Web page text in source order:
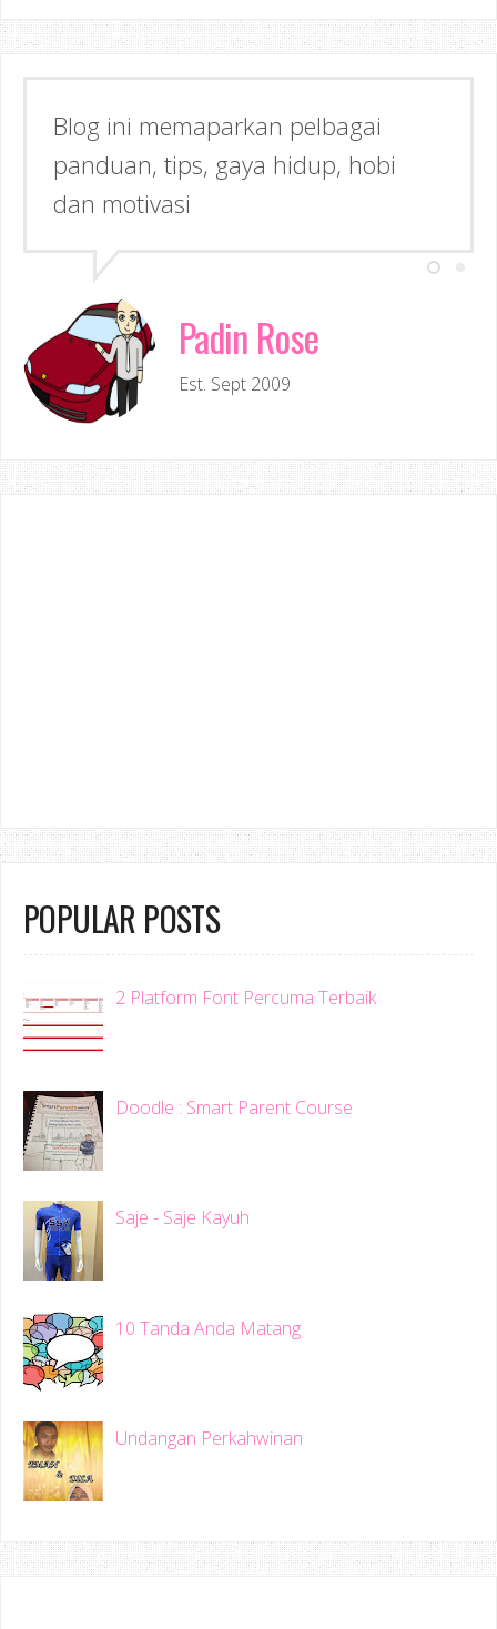
Blog ini memaparkan pelbagai
panduan, tips, gaya hidup, hobi
dan motivasi
Padin Rose
Est. Sept 2009
POPULAR POSTS
2 Platform Font Percuma Terbaik
Doodle : Smart Parent Course
Saje - Saje Kayuh
10 Tanda Anda Matang
Undangan Perkahwinan